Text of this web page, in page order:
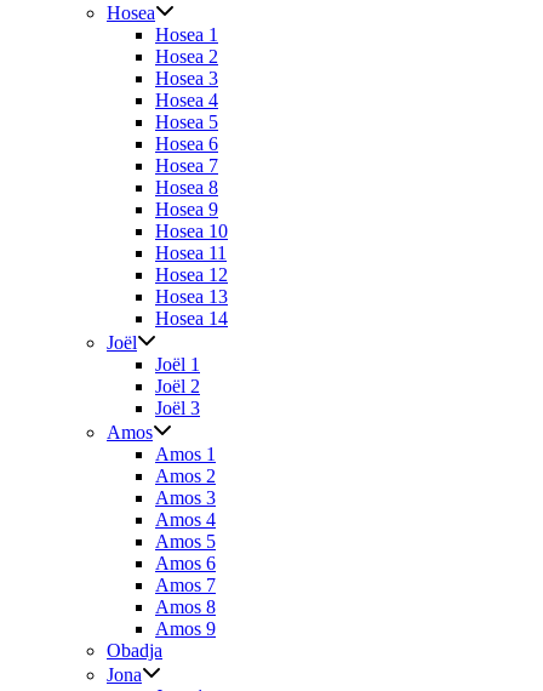
Hosea
Hosea 1
Hosea 2
Hosea 3
Hosea 4
Hosea 5
Hosea 6
Hosea 7
Hosea 8
Hosea 9
Hosea 10
Hosea 11
Hosea 12
Hosea 13
Hosea 14
Joël
Joël 1
Joël 2
Joël 3
Amos
Amos 1
Amos 2
Amos 3
Amos 4
Amos 5
Amos 6
Amos 7
Amos 8
Amos 9
Obadja
Jona